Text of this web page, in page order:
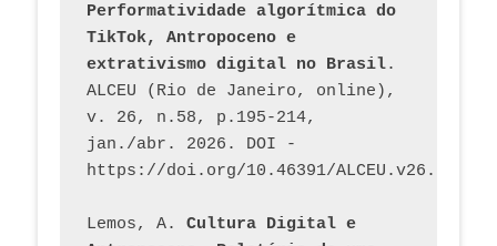
Performatividade algorítmica do
TikTok, Antropoceno e
extrativismo digital no Brasil.
ALCEU (Rio de Janeiro, online),
v. 26, n.58, p.195-214,
jan./abr. 2026. DOI -
https://doi.org/10.46391/
Lemos, A. Cultura Digital e